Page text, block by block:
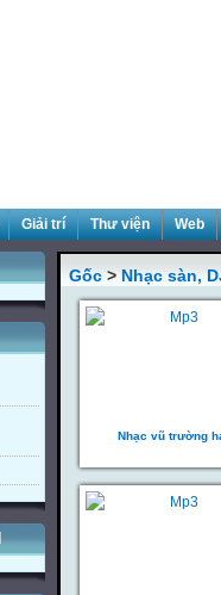
Giải trí Thư viện Web
Gốc > Nhạc sàn,
Nhạc vũ trường